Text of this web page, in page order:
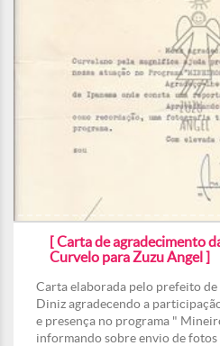
[ Carta de agradecimento
Curvelo para Zuzu Angel ]
Carta elaborada pelo prefeito
Diniz agradecendo a
e presença no programa "
informando sobre envio de